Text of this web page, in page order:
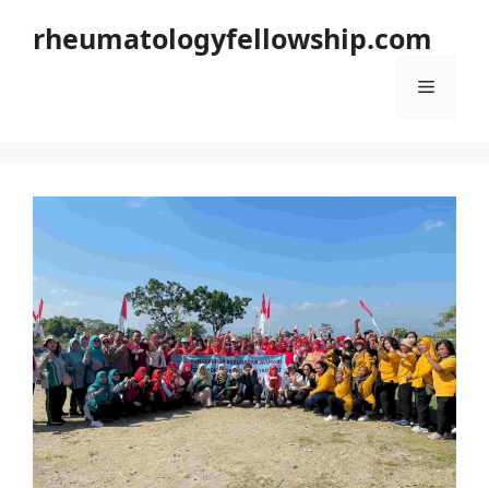
rheumatologyfellowship.com
Menu